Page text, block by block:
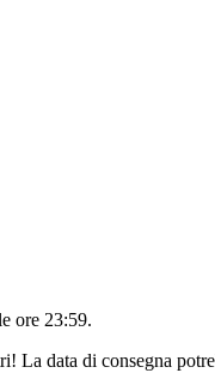
ore 23:59.
La data di consegna